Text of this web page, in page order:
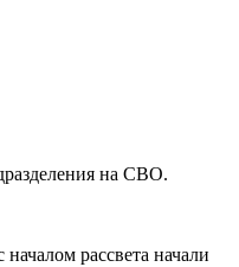
на СВО.
рассвета начали